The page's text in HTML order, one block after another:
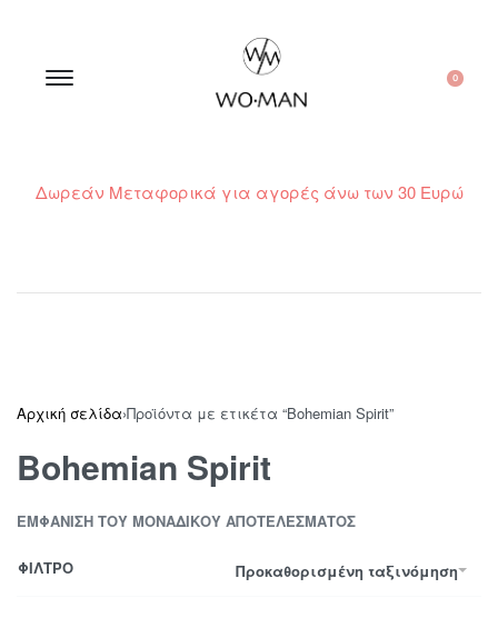
0
Δωρεάν Μεταφορικά για αγορές άνω των 30 Ευρώ
Αρχική σελίδα›Προϊόντα με ετικέτα “Bohemian Spirit”
Bohemian Spirit
ΕΜΦΆΝΙΣΗ ΤΟΥ ΜΟΝΑΔΙΚΟΎ ΑΠΟΤΕΛΈΣΜΑΤΟΣ
Προκαθορισμένη ταξινόμηση
ΦΙΛΤΡΟ